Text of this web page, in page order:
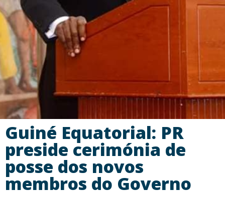
Guiné Equatorial: PR
preside cerimónia de
posse dos novos
membros do Governo